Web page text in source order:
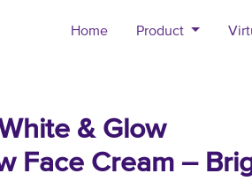
Home Product
& Glow
Face Cream –